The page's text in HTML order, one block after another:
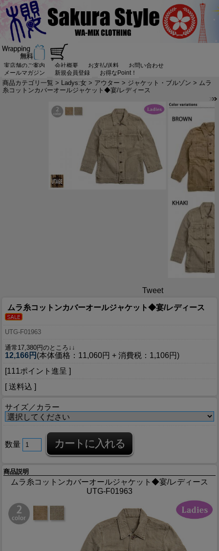
実店舗のご案内 会社概要 お支払/送料
お問い合わせ
メールマガジン
新規会員登録 お得なPoint！
商品カテゴリ一覧 > Ladys:女 > アウター > ジャケット・ブルゾン > ムラ
糸コットンカバーオールジャケット◆宴/レディース
Tweet
ムラ糸コットンカバーオールジャケット◆宴/レディース
UTG-F01963
通常17,380円のところ↓↓
12,166円 (本体価格：11,060円 + 消費税：1,106円)
[111ポイント進呈 ]
[ 送料込 ]
サイズ／カラー
数量
商品説明
ムラ糸コットンカバーオールジャケット◆宴/レディース
UTG-F01963